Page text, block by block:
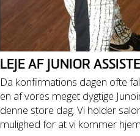
LEJE AF JUNIOR
Da konfirmations dagen ofte
en af vores meget dygtige
denne store dag. Vi holder
mulighed for at vi kommer